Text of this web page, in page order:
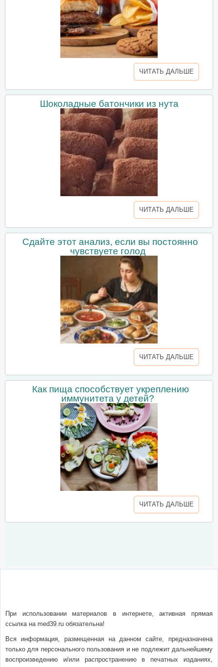
ЧИТАТЬ ДАЛЬШЕ
Шоколадные батончики из нута
ЧИТАТЬ ДАЛЬШЕ
Сдайте этот анализ, если вы постоянно
чувствуете голод
ЧИТАТЬ ДАЛЬШЕ
Как пища способствует укреплению
иммунитета у детей?
ЧИТАТЬ ДАЛЬШЕ
При использовании материалов в интернете, активная прямая
ссылка на med39.ru обязательна!
Вся информация, размещенная на данном сайте, предназначена
только для персонального пользования и не подлежит дальнейшему
воспроизведению и/или распространению в печатных изданиях,